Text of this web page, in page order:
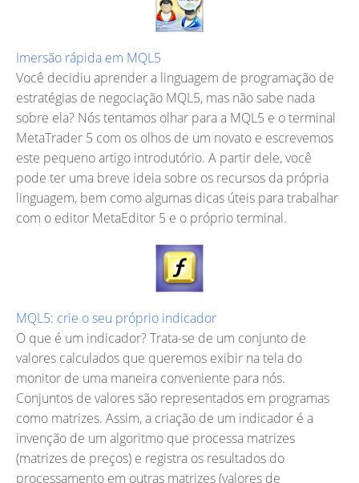
Imersão rápida em MQL5
Você decidiu aprender a linguagem de programação de
estratégias de negociação MQL5, mas não sabe nada
sobre ela? Nós tentamos olhar para a MQL5 e o terminal
MetaTrader 5 com os olhos de um novato e escrevemos
este pequeno artigo introdutório. A partir dele, você
pode ter uma breve ideia sobre os recursos da própria
linguagem, bem como algumas dicas úteis para trabalhar
com o editor MetaEditor 5 e o próprio terminal.
MQL5: crie o seu próprio indicador
O que é um indicador? Trata-se de um conjunto de
valores calculados que queremos exibir na tela do
monitor de uma maneira conveniente para nós.
Conjuntos de valores são representados em programas
como matrizes. Assim, a criação de um indicador é a
invenção de um algoritmo que processa matrizes
(matrizes de preços) e registra os resultados do
processamento em outras matrizes (valores de